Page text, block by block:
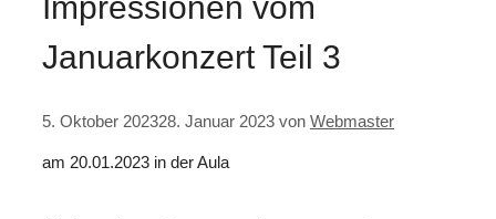
Januarkonzert Teil 3
5. Oktober 202328. Januar 2023 von Webmaster
am 20.01.2023 in der Aula